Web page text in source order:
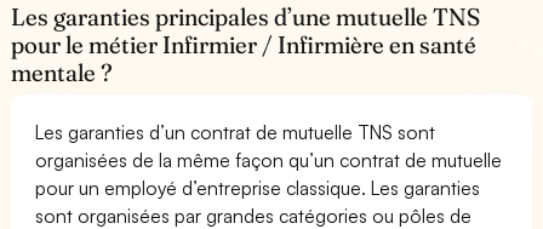
Les garanties principales d’une mutuelle TNS
pour le métier Infirmier / Infirmière en santé
mentale ?
Les garanties d’un contrat de mutuelle TNS sont
organisées de la même façon qu’un contrat de mutuelle
pour un employé d’entreprise classique. Les garanties
sont organisées par grandes catégories ou pôles de